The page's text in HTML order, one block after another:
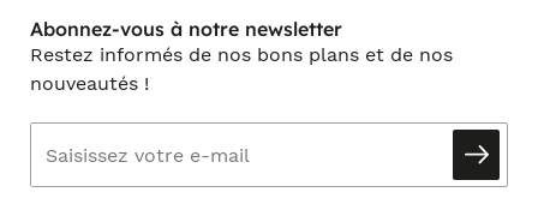
Abonnez-vous à notre newsletter
Restez informés de nos bons plans et de nos
nouveautés !